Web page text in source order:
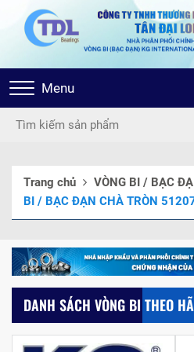
Toggle
navigation
Menu
Trang chủ VÒNG BI / BẠC
BI / BẠC ĐẠN CHÀ TRÒN
DANH SÁCH VÒNG BI THEO